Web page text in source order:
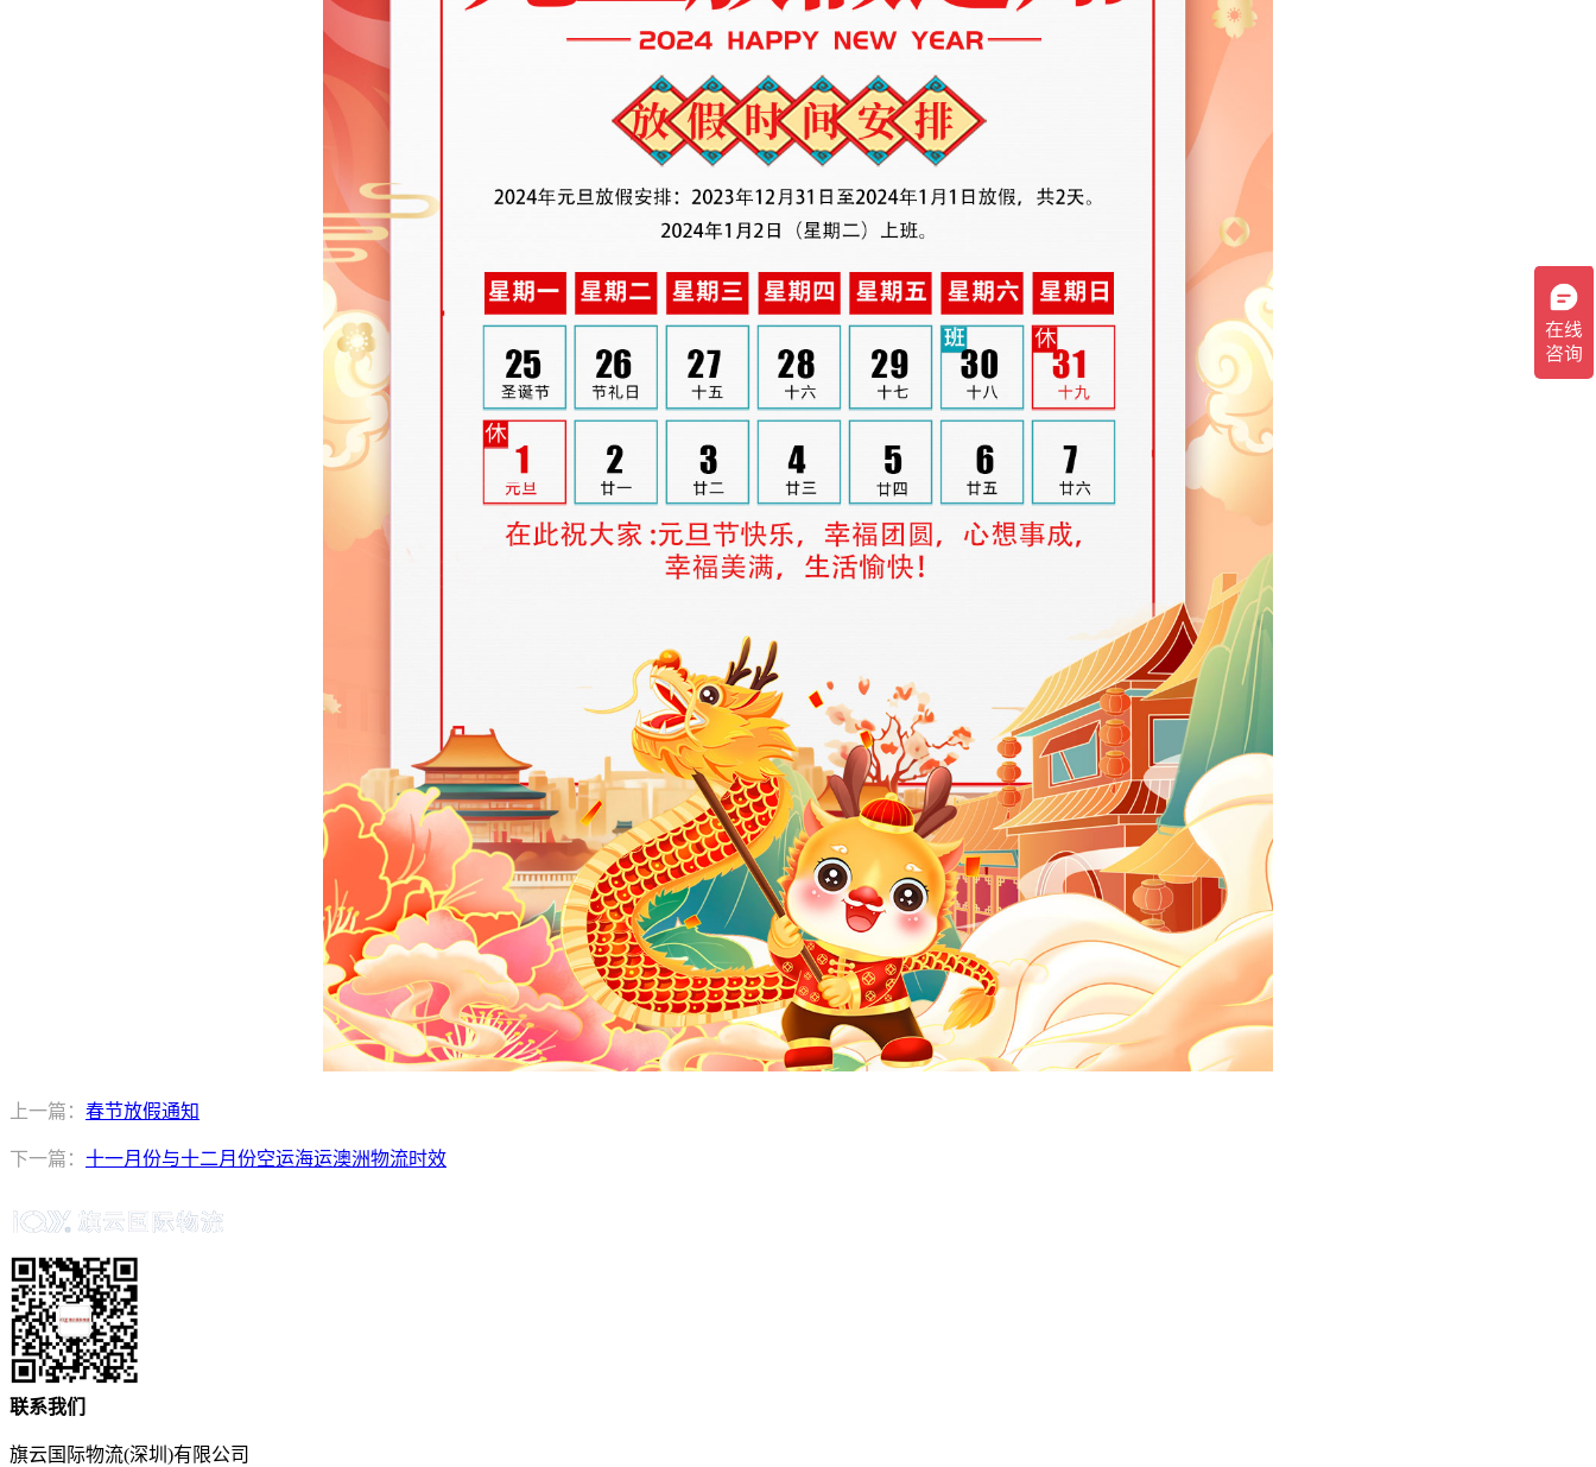
上一篇： 春节放假通知
下一篇： 十一月份与十二月份空运海运澳洲物流时效
联系我们
旗云国际物流(深圳)有限公司